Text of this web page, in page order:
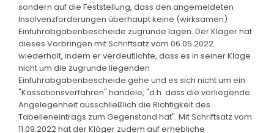
sondern auf die Feststellung, dass den angemeldeten
Insolvenzforderungen überhaupt keine (wirksamen)
Einfuhrabgabenbescheide zugrunde lagen. Der Kläger hat
dieses Vorbringen mit Schriftsatz vom 06.05.2022
wiederholt, indem er verdeutlichte, dass es in seiner Klage
nicht um die zugrunde liegenden
Einfuhrabgabenbescheide gehe und es sich nicht um ein
"Kassationsverfahren" handele, "d.h. dass die vorliegende
Angelegenheit ausschließlich die Richtigkeit des
Tabelleneintrags zum Gegenstand hat". Mit Schriftsatz vom
11.09.2022 hat der Kläger zudem auf erhebliche